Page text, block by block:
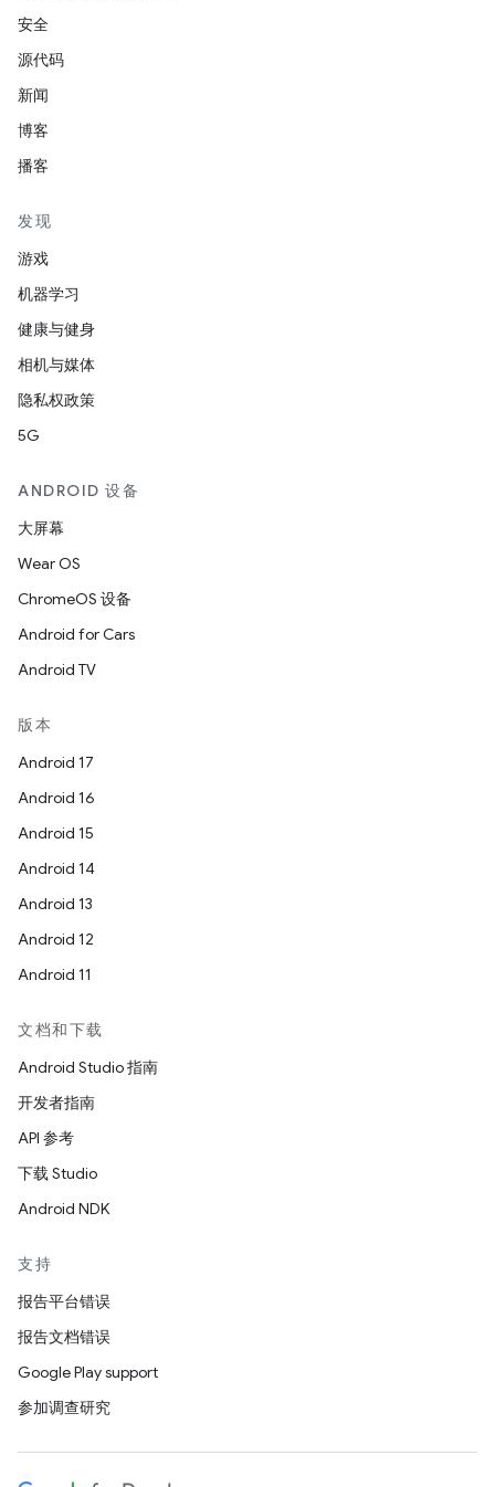
安全
源代码
新闻
博客
播客
发现
游戏
机器学习
健康与健身
相机与媒体
隐私权政策
5G
ANDROID 设备
大屏幕
Wear OS
ChromeOS 设备
Android for Cars
Android TV
版本
Android 17
Android 16
Android 15
Android 14
Android 13
Android 12
Android 11
文档和下载
Android Studio 指南
开发者指南
API 参考
下载 Studio
Android NDK
支持
报告平台错误
报告文档错误
Google Play support
参加调查研究